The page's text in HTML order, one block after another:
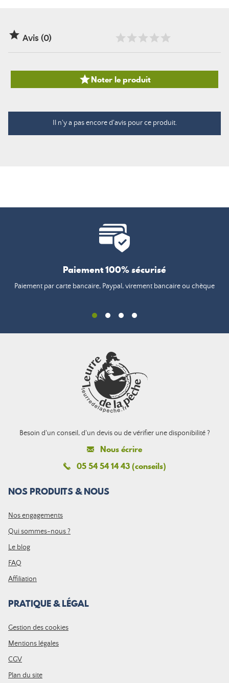
 Avis (0)
Noter le produit
Il n'y a pas encore d'avis pour ce produit.
Paiement 100% sécurisé
Paiement par carte bancaire, Paypal, virement bancaire ou chèque
Besoin d'un conseil, d'un devis ou de vérifier une disponibilité ?
Nous écrire
05 54 54 14 43 (conseils)
NOS PRODUITS & NOUS
Nos engagements
Qui sommes-nous ?
Le blog
FAQ
Affiliation
PRATIQUE & LÉGAL
Gestion des cookies
Mentions légales
CGV
Plan du site